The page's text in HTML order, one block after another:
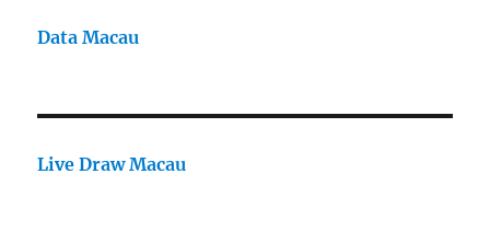
Data Macau
Live Draw Macau